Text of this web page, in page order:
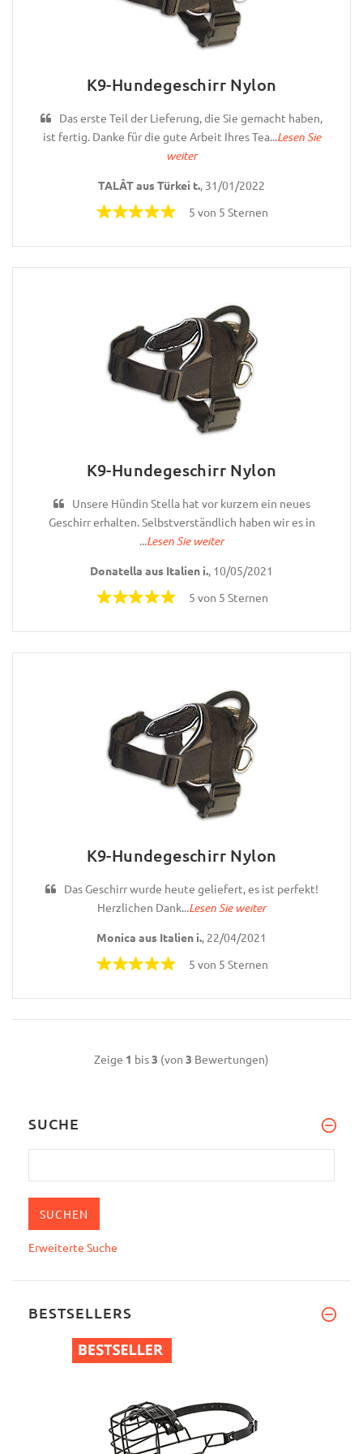
K9-Hundegeschirr Nylon
Das erste Teil der Lieferung, die Sie gemacht haben,
ist fertig. Danke für die gute Arbeit Ihres Tea...Lesen Sie
weiter
TALÂT aus Türkei t., 31/01/2022
5 von 5 Sternen
K9-Hundegeschirr Nylon
Unsere Hündin Stella hat vor kurzem ein neues
Geschirr erhalten. Selbstverständlich haben wir es in
...Lesen Sie weiter
Donatella aus Italien i., 10/05/2021
5 von 5 Sternen
K9-Hundegeschirr Nylon
Das Geschirr wurde heute geliefert, es ist perfekt!
Herzlichen Dank...Lesen Sie weiter
Monica aus Italien i. , 22/04/2021
5 von 5 Sternen
Zeige 1 bis3 (von 3 Bewertungen)
SUCHE
Erweiterte Suche
BESTSELLERS